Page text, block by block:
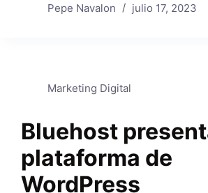
Pepe Navalon
julio 17, 2023
Marketing Digital
Bluehost
plataforma de
WordPress